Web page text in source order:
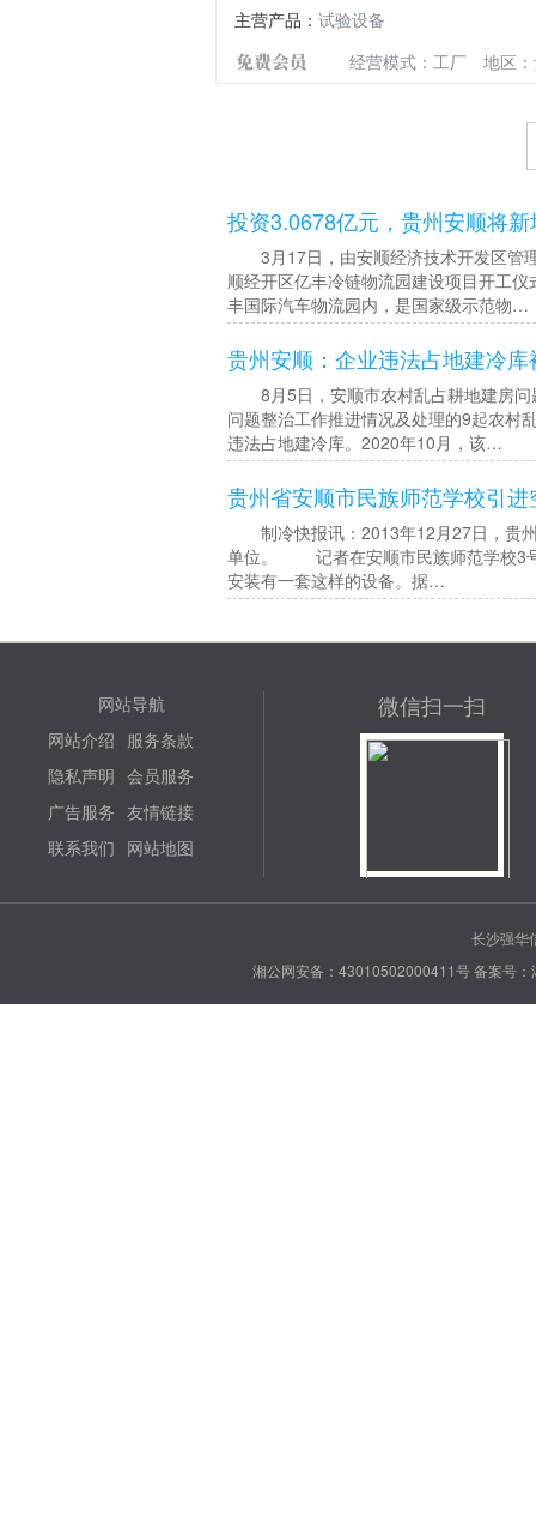
主营产品： 试验设备
经营模式：工厂
地区
投资3.0678亿元，贵州安顺将
3月17日，由安顺经济技术开发区管理
顺经开区亿丰冷链物流园建设项目开工
丰国际汽车物流园内，是国家级示范物…
贵州安顺：企业违法占地建冷
8月5日，安顺市农村乱占耕地建房问
问题整治工作推进情况及处理的9起农
违法占地建冷库。2020年10月，该…
贵州省安顺市民族师范学校引
制冷快报讯：2013年12月27日，贵州
单位。 记者在安顺市民族师范学校3号
安装有一套这样的设备。据…
网站导航
网站介绍 服务条款
隐私声明 会员服务
广告服务 友情链接
联系我们 网站地图
微信扫一扫
长沙强华
湘公网安备：43010502000411号备案号